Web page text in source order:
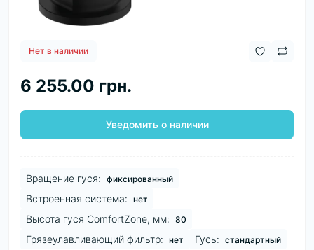
Нет в наличии
6 255.00 грн.
Уведомить о наличии
Вращение гуся: фиксированный
Встроенная система: нет
Высота гуся ComfortZone, мм: 80
Грязеулавливающий фильтр: нет Гусь: стандартный